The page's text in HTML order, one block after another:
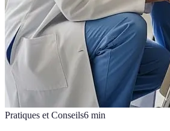
Pratiques et Conseils6 min